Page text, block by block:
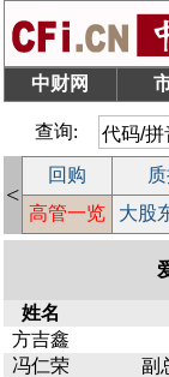
中财网
查询:
<
回购
高管一览 大股
姓名
方吉鑫
冯仁荣
副